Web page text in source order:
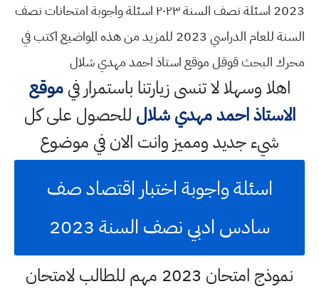
2023 اسئلة نصف السنة ٢٠٢٣ اسئلة واجوبة امتحانات نصف
السنة للعام الدراسي 2023 للمزيد من هذه المواضيع اكتب في
محرك البحث قوقل موقع استاذ احمد مهدي شلال
اهلا وسهلالا تنسى زيارتنا باستمرار فيموقع
الاستاذ احمد مهدي شلال للحصول على كل
شيء جديد ومميز وانت الان في موضوع
اسئلة واجوبة اختبار اقتصاد صف
سادس ادبي نصف السنة 2023
نموذج امتحان 2023 مهم للطالب لامتحان